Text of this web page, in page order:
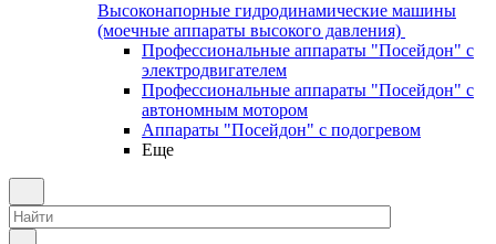
Высоконапорные гидродинамические машины
(моечные аппараты высокого давления)
Профессиональные аппараты "Посейдон" с
электродвигателем
Профессиональные аппараты "Посейдон" с
автономным мотором
Аппараты "Посейдон" с подогревом
Еще